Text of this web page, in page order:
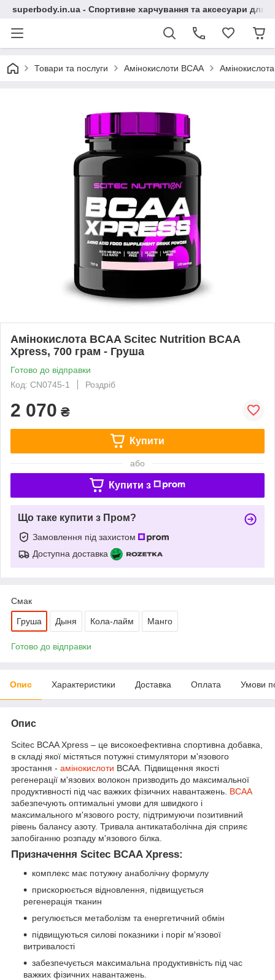
superbody.in.ua - Спортивне харчування та аксесуари для
Товари та послуги Амінокислоти BCAA
Амінокислота BCAA Scitec Nutrition BCAA
Xpress, 700 грам - Груша
Готово до відправки
Код: CN0745-1
Роздріб
2 070 ₴
Купити
або
Купити з
Що таке купити з Пром?
Замовлення під захистом
Доступна доставка
Смак
Груша Дыня Кола-лайм Манго
Готово до відправки
Опис Характеристики Доставка Оплата Умови
Опис
Scitec BCAA Xpress – це високоефективна спортивна добавка,
в складі якої містяться потужні стимулятори м'язового
зростання - амінокислоти ВСАА. Підвищення якості
регенерації м'язових волокон призводить до максимальної
продуктивності під час важких фізичних навантажень. ВСАА
забезпечують оптимальні умови для швидкого і
максимального м'язового росту, підтримуючи позитивний
рівень балансу азоту. Тривала антикатаболічна дія сприяє
запобіганню розпаду м'язового білка.
Призначення Scitec BCAA Xpress:
комплекс має потужну анаболічну формулу
прискорюється відновлення, підвищується
регенерація тканин
регулюється метаболізм та енергетичний обмін
підвищуються силові показники і поріг м'язової
витривалості
забезпечується максимальна продуктивність під час
важких фізичних навантажень.